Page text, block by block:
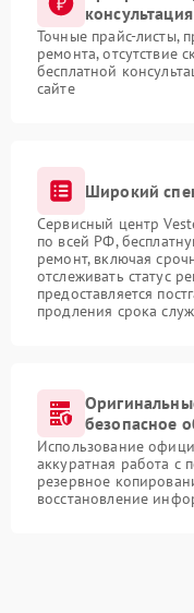
консультация
Точные прайс-листы,
ремонта, отсутствие
бесплатной
сайте
Широкий
Сервисный центр
по всей РФ,
ремонт, включая
отслеживать статус
предоставляется
продления срока
безопасное
Использование
аккуратная работа с
резервное
восстановление